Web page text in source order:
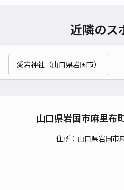
近隣のス
愛宕神社（山口県岩国市）
山口県岩国市麻里布
住所：山口県岩国市